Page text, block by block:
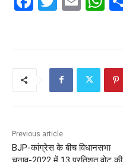
k
A
p
Previous article
BJP-कांग्रेस के बीच विधानसभा